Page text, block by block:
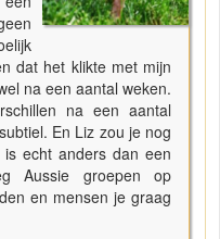
dat het klikte met mijn
na een aantal weken.
na een aantal
En Liz zou je nog
echt anders dan een
Aussie groepen op
en mensen je graag